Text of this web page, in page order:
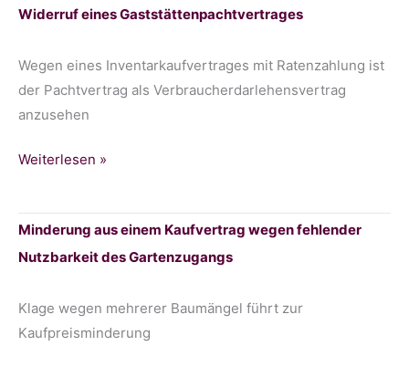
zur
Widerruf eines Gaststättenpachtvertrages
Wegen eines Inventarkaufvertrages mit Ratenzahlung ist
der Pachtvertrag als Verbraucherdarlehensvertrag
anzusehen
Widerruf
Weiterlesen »
Minderung aus einem Kaufvertrag wegen fehlender
Nutzbarkeit des Gartenzugangs
Klage wegen mehrerer Baumängel führt zur
Kaufpreisminderung